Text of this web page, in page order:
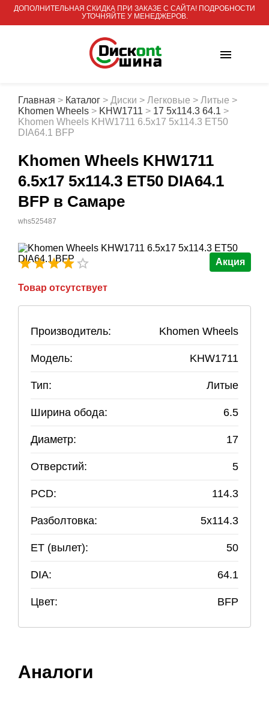
ДОПОЛНИТЕЛЬНАЯ СКИДКА ПРИ ЗАКАЗЕ С САЙТА! ПОДРОБНОСТИ
УТОЧНЯЙТЕ У МЕНЕДЖЕРОВ.
Главная > Каталог > Диски > Легковые > Литые >
Khomen Wheels > KHW1711 > 17 5x114.3 64.1 >
Khomen Wheels KHW1711 6.5x17 5x114.3 ET50
DIA64.1 BFP
Khomen Wheels KHW1711
6.5x17 5x114.3 ET50 DIA64.1
BFP в Самаре
whs525487
Акция
Товар отсутствует
Производитель: Khomen Wheels
Модель: KHW1711
Тип: Литые
Ширина обода: 6.5
Диаметр: 17
Отверстий: 5
PCD: 114.3
Разболтовка: 5x114.3
ET (вылет): 50
DIA: 64.1
Цвет: BFP
Аналоги